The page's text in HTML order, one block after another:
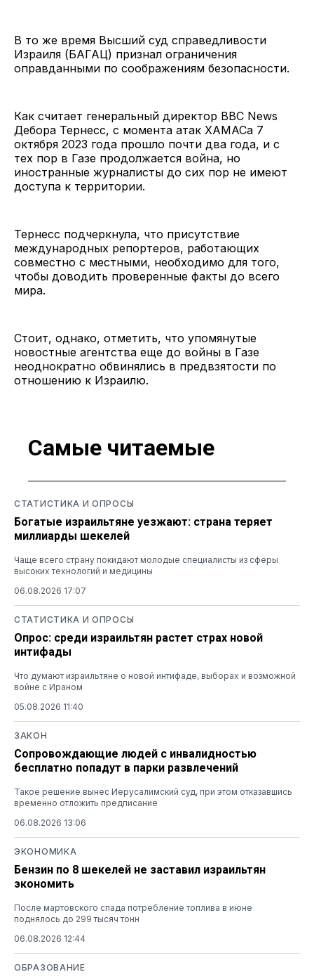
В то же время Высший суд справедливости
Израиля (БАГАЦ) признал ограничения
оправданными по соображениям безопасности.
Как считает генеральный директор BBC News
Дебора Тернесс, с момента атак ХАМАСа 7
октября 2023 года прошло почти два года, и с
тех пор в Газе продолжается война, но
иностранные журналисты до сих пор не имеют
доступа к территории.
Тернесс подчеркнула, что присутствие
международных репортеров, работающих
совместно с местными, необходимо для того,
чтобы доводить проверенные факты до всего
мира.
Стоит, однако, отметить, что упомянутые
новостные агентства еще до войны в Газе
неоднократно обвинялись в предвзятости по
отношению к Израилю.
Самые читаемые
СТАТИСТИКА И ОПРОСЫ
Богатые израильтяне уезжают: страна теряет
миллиарды шекелей
Чаще всего страну покидают молодые специалисты из сферы
высоких технологий и медицины
06.08.2026 17:07
СТАТИСТИКА И ОПРОСЫ
Опрос: среди израильтян растет страх новой
интифады
Что думают израильтяне о новой интифаде, выборах и возможной
войне с Ираном
05.08.2026 11:40
ЗАКОН
Сопровождающие людей с инвалидностью
бесплатно попадут в парки развлечений
Такое решение вынес Иерусалимский суд, при этом отказавшись
временно отложить предписание
06.08.2026 13:06
ЭКОНОМИКА
Бензин по 8 шекелей не заставил израильтян
экономить
После мартовского спада потребление топлива в июне
поднялось до 299 тысяч тонн
06.08.2026 12:44
ОБРАЗОВАНИЕ